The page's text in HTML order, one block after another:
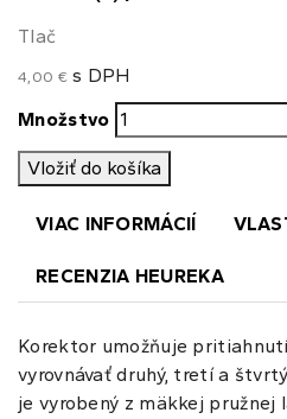
Tlač
4,00 €s DPH
Množstvo
Vložiť do košíka
VIAC INFORMÁCIÍ
RECENZIA HEUREKA
Korektor umožňuje
vyrovnávať druhý, tretí a
je vyrobený z mäkkej pružnej